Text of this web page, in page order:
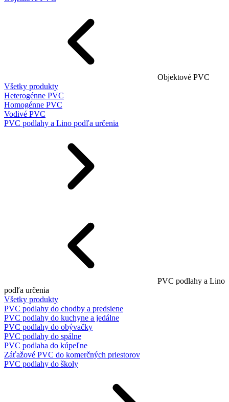
Objektové PVC
Všetky produkty
Heterogénne PVC
Homogénne PVC
Vodivé PVC
PVC podlahy a Lino podľa určenia
PVC podlahy a Lino
podľa určenia
Všetky produkty
PVC podlahy do chodby a predsiene
PVC podlahy do kuchyne a jedálne
PVC podlahy do obývačky
PVC podlahy do spálne
PVC podlaha do kúpeľne
Záťažové PVC do komerčných priestorov
PVC podlahy do školy